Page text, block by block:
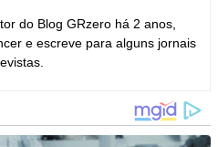
do Blog GRzero há 2 anos,
e escreve para alguns jornais